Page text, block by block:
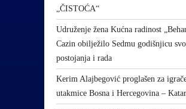
„ČISTOĆA“
Udruženje žena Kućna radinost
Cazin obilježilo Sedmu godišnjicu
postojanja i rada
Kerim Alajbegović proglašen za
utakmice Bosna i Hercegovina – Katar